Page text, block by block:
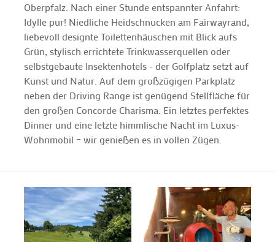
Oberpfalz. Nach einer Stunde entspannter Anfahrt:
Idylle pur! Niedliche Heidschnucken am Fairwayrand,
liebevoll designte Toilettenhäuschen mit Blick aufs
Grün, stylisch errichtete Trinkwasserquellen oder
selbstgebaute Insektenhotels - der Golfplatz setzt auf
Kunst und Natur. Auf dem großzügigen Parkplatz
neben der Driving Range ist genügend Stellfläche für
den großen Concorde Charisma. Ein letztes perfektes
Dinner und eine letzte himmlische Nacht im Luxus-
Wohnmobil – wir genießen es in vollen Zügen.